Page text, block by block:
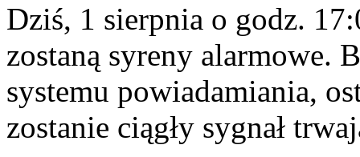
Dziś, 1 sierpnia o godz.
zostaną syreny alarmowe.
systemu powiadamiania,
zostanie ciągły sygnał